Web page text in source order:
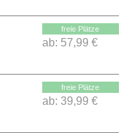
freie Plätze
ab: 57,99 €
freie Plätze
ab: 39,99 €